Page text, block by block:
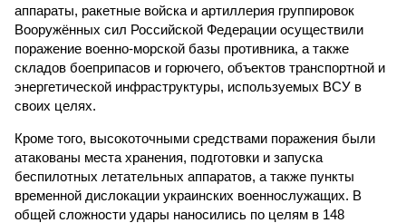
аппараты, ракетные войска и артиллерия группировок
Вооружённых сил Российской Федерации осуществили
поражение военно-морской базы противника, а также
складов боеприпасов и горючего, объектов транспортной и
энергетической инфраструктуры, используемых ВСУ в
своих целях.
Кроме того, высокоточными средствами поражения были
атакованы места хранения, подготовки и запуска
беспилотных летательных аппаратов, а также пункты
временной дислокации украинских военнослужащих. В
общей сложности удары наносились по целям в 148